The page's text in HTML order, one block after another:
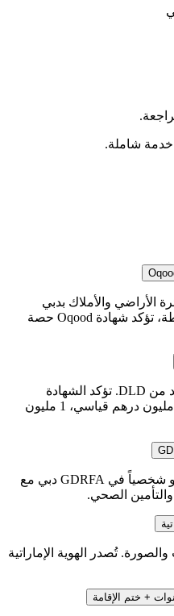
الأراضي والأملاك بدبي
باسمك. للعقارات على الخارطة، تؤكد شهادة Oqood حصة
احجز التقييم لدى مقيِّم معتمد من DLD. تؤكد الشهادة
استيفاء العقار للحد الأدنى (2 مليون درهم قياسي، 1 مليون
قدِّم إلكترونياً عبر بوابة ICP أو شخصياً في GDRFA دبي مع
والتأمين الصحي.
تُصدر الهوية الإماراتية